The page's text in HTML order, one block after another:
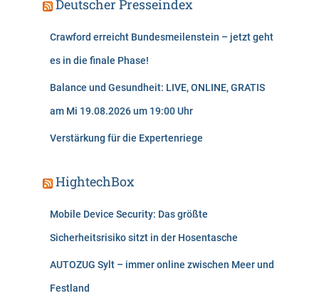
Deutscher Presseindex
Crawford erreicht Bundesmeilenstein – jetzt geht
es in die finale Phase!
Balance und Gesundheit: LIVE, ONLINE, GRATIS
am Mi 19.08.2026 um 19:00 Uhr
Verstärkung für die Expertenriege
HightechBox
Mobile Device Security: Das größte
Sicherheitsrisiko sitzt in der Hosentasche
AUTOZUG Sylt – immer online zwischen Meer und
Festland